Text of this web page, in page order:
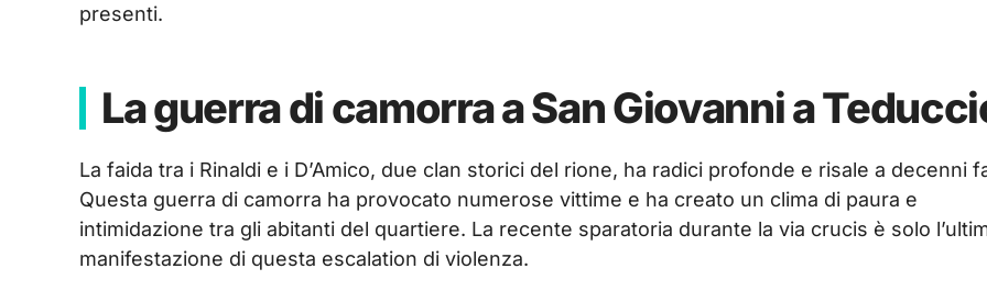
presenti.
La guerra di camorra a San Giovanni a
La faida tra i Rinaldi e i D’Amico, due clan storici del rione, ha radici profonde e risale a decenni
Questa guerra di camorra ha provocato numerose vittime e ha creato un clima di paura e
intimidazione tra gli abitanti del quartiere. La recente sparatoria durante la via crucis è solo
manifestazione di questa escalation di violenza.